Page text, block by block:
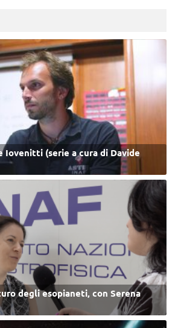
Iovenitti (serie a cura di Davide
degli esopianeti, con Serena